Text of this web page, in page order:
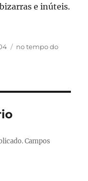
e inúteis.
Categorias
no tempo do
Campos